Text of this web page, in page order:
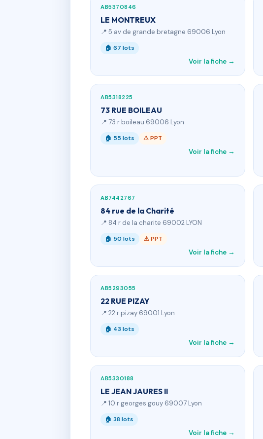
AB5370846
LE MONTREUX
📍 5 av de grande bretagne 69006 Lyon
🏠 67 lots
Voir la fiche →
AB5318225
73 RUE BOILEAU
📍 73 r boileau 69006 Lyon
🏠 55 lots ⚠ PPT
Voir la fiche →
AB7442767
84 rue de la Charité
📍 84 r de la charite 69002 LYON
🏠 50 lots ⚠ PPT
Voir la fiche →
AB5293055
22 RUE PIZAY
📍 22 r pizay 69001 Lyon
🏠 43 lots
Voir la fiche →
AB5330188
LE JEAN JAURES II
📍 10 r georges gouy 69007 Lyon
🏠 38 lots
Voir la fiche →